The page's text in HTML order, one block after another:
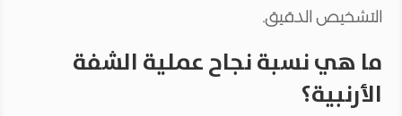
التشخيص الدقيق.
ما هي نسبة نجاح عملية الشفة
الأرنبية؟